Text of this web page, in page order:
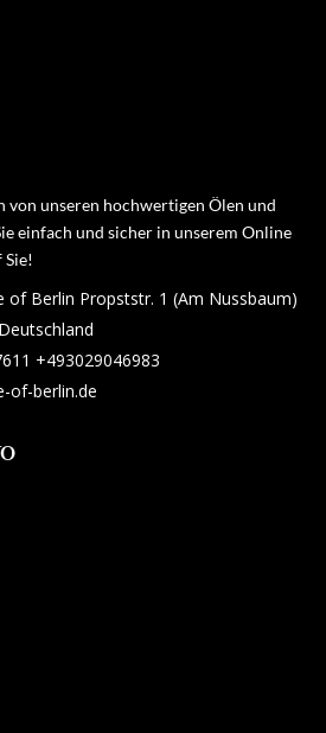
von unseren hochwertigen Ölen und
einfach und sicher in unserem Online
Sie!
of Berlin Propststr. 1 (Am Nussbaum)
Deutschland
+493029046983
of-berlin.de